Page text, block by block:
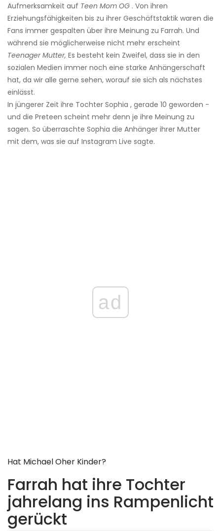
Aufmerksamkeit auf Teen Mom OG . Von ihren
Erziehungsfähigkeiten bis zu ihrer Geschäftstaktik waren die
Fans immer gespalten über ihre Meinung zu Farrah. Und
während sie möglicherweise nicht mehr erscheint
Teenager Mutter, Es besteht kein Zweifel, dass sie in den
sozialen Medien immer noch eine starke Anhängerschaft
hat, da wir alle gerne sehen, worauf sie sich als nächstes
einlässt.
In jüngerer Zeit ihre Tochter Sophia , gerade 10 geworden -
und die Preteen scheint mehr denn je ihre Meinung zu
sagen. So überraschte Sophia die Anhänger ihrer Mutter
mit dem, was sie auf Instagram Live sagte.
ad
Hat Michael Oher Kinder?
Farrah hat ihre Tochter
jahrelang ins Rampenlicht
gerückt